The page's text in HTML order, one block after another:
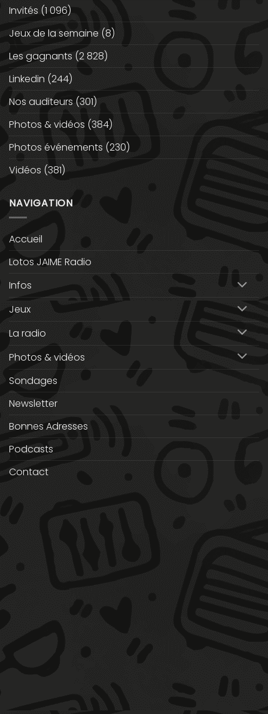
Invités (1 096)
Jeux de la semaine (8)
Les gagnants (2 828)
Linkedin (244)
Nos auditeurs (301)
Photos & vidéos (384)
Photos événements (230)
Vidéos (381)
NAVIGATION
Accueil
Lotos JAIME Radio
Infos
Jeux
La radio
Photos & vidéos
Sondages
Newsletter
Bonnes Adresses
Podcasts
Contact